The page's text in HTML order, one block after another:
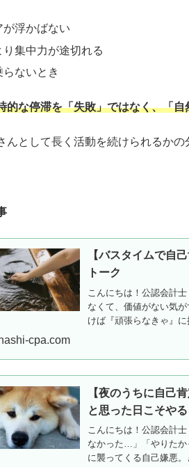
が浮かばない
り集中力が途切れる
ないとき
的な停滞を「失敗」ではなく、「
んとして長く活動を続けられるか
【バスタイムで自
トーク
こんにちは！公認会計
なくて、価値がない気
けば『頑張らなきゃ』
cpa.com
【夜のうちに自己
と思った日こそや
こんにちは！公認会計
なかった…」「やりた
に襲ってくる自己嫌悪